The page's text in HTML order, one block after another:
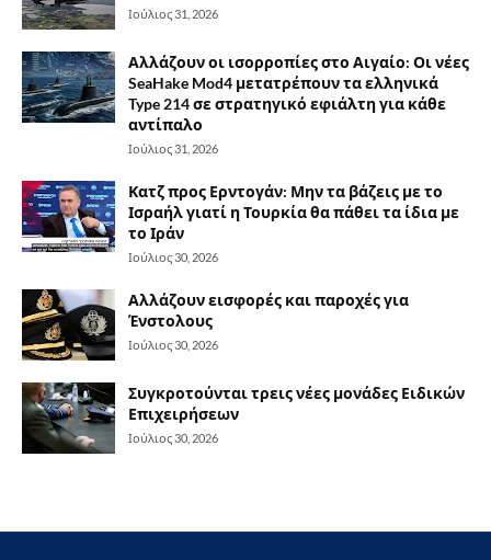
Ιούλιος 31, 2026
Αλλάζουν οι ισορροπίες στο Αιγαίο: Οι νέες
SeaHake Mod4 μετατρέπουν τα ελληνικά
Type 214 σε στρατηγικό εφιάλτη για κάθε
αντίπαλο
Ιούλιος 31, 2026
Κατζ προς Ερντογάν: Μην τα βάζεις με το
Ισραήλ γιατί η Τουρκία θα πάθει τα ίδια με
το Ιράν
Ιούλιος 30, 2026
Αλλάζουν εισφορές και παροχές για
Ένστολους
Ιούλιος 30, 2026
Συγκροτούνται τρεις νέες μονάδες Ειδικών
Επιχειρήσεων
Ιούλιος 30, 2026